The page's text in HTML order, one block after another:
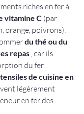
riches en fer à
vitamine C (par
orange, poivrons).
du thé ou du
repas , car ils
du fer.
de cuisine en
légèrement
en fer des